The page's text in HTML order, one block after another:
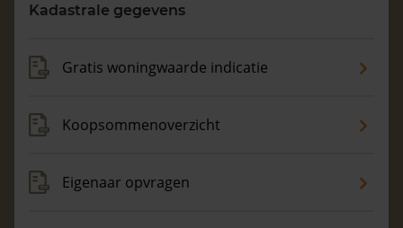
Maandag t/m vrijdag - 08:00 -18:00
Kadastrale gegevens
Gratis woningwaarde indicatie
Koopsommenoverzicht
Eigenaar opvragen